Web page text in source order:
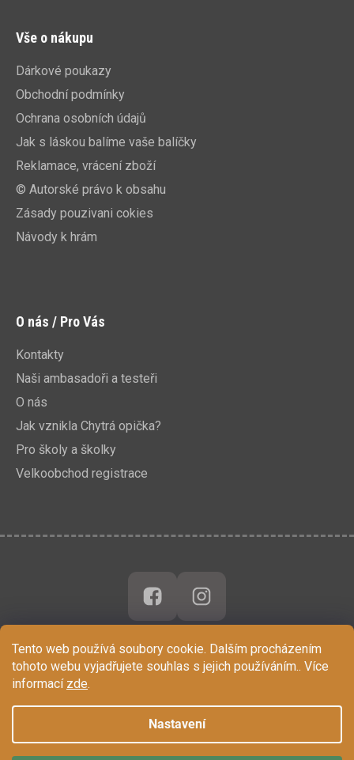
Tento web používá soubory cookie. Dalším procházením
tohoto webu vyjadřujete souhlas s jejich používáním.. Více
informací zde.
Nastavení
Vše o nákupu
Dárkové poukazy
Obchodní podmínky
Ochrana osobních údajů
Jak s láskou balíme vaše balíčky
Reklamace, vrácení zboží
© Autorské právo k obsahu
Zásady pouzivani cokies
Návody k hrám
O nás / Pro Vás
Kontakty
Naši ambasadoři a testeři
O nás
Jak vznikla Chytrá opička?
Pro školy a školky
Velkoobchod registrace